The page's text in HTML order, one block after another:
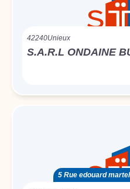
42240Unieux
S.A.R.L ONDAINE
5 Rue edouard